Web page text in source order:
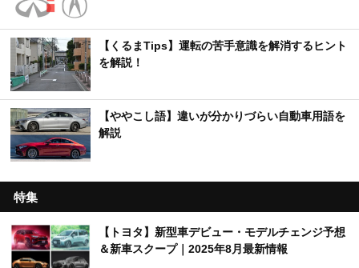
【くるまTips】運転の苦手意識を解消するヒント
を解説！
【ややこし語】違いが分かりづらい自動車用語を
解説
特集
【トヨタ】新型車デビュー・モデルチェンジ予想
＆新車スクープ｜2025年8月最新情報